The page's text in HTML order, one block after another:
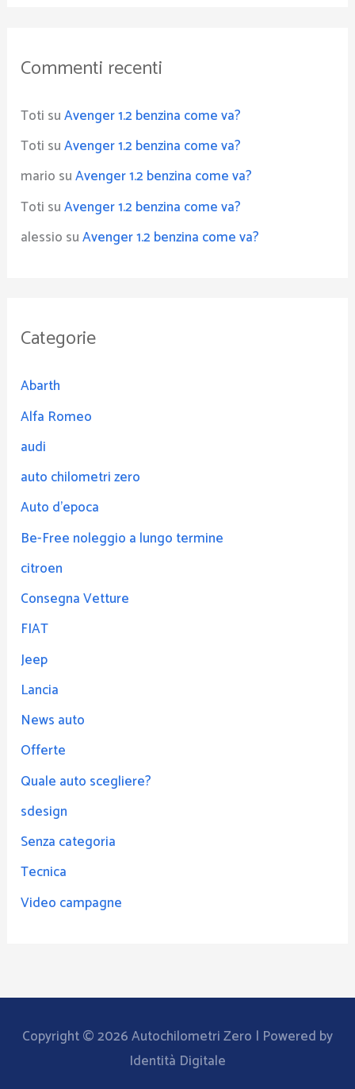
Commenti recenti
Toti suAvenger 1.2 benzina come va?
Toti suAvenger 1.2 benzina come va?
mario suAvenger 1.2 benzina come va?
Toti suAvenger 1.2 benzina come va?
alessio suAvenger 1.2 benzina come va?
Categorie
Abarth
Alfa Romeo
audi
auto chilometri zero
Auto d'epoca
Be-Free noleggio a lungo termine
citroen
Consegna Vetture
FIAT
Jeep
Lancia
News auto
Offerte
Quale auto scegliere?
sdesign
Senza categoria
Tecnica
Video campagne
Copyright © 2026Autochilometri Zero | Powered by
Identità Digitale